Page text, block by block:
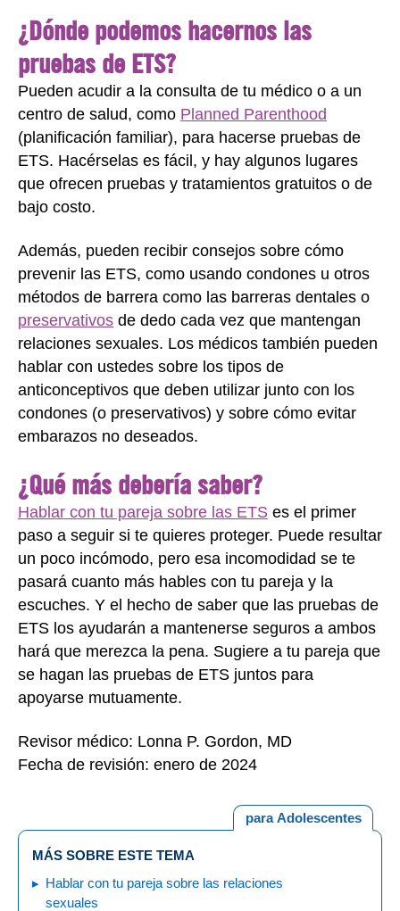
¿Dónde podemos hacernos las
pruebas de ETS?
Pueden acudir a la consulta de tu médico o a un
centro de salud, como Planned Parenthood
(planificación familiar), para hacerse pruebas de
ETS. Hacérselas es fácil, y hay algunos lugares
que ofrecen pruebas y tratamientos gratuitos o de
bajo costo.
Además, pueden recibir consejos sobre cómo
prevenir las ETS, como usando condones u otros
métodos de barrera como las barreras dentales o
preservativos de dedo cada vez que mantengan
relaciones sexuales. Los médicos también pueden
hablar con ustedes sobre los tipos de
anticonceptivos que deben utilizar junto con los
condones (o preservativos) y sobre cómo evitar
embarazos no deseados.
¿Qué más debería saber?
Hablar con tu pareja sobre las ETS es el primer
paso a seguir si te quieres proteger. Puede resultar
un poco incómodo, pero esa incomodidad se te
pasará cuanto más hables con tu pareja y la
escuches. Y el hecho de saber que las pruebas de
ETS los ayudarán a mantenerse seguros a ambos
hará que merezca la pena. Sugiere a tu pareja que
se hagan las pruebas de ETS juntos para
apoyarse mutuamente.
Revisor médico: Lonna P. Gordon, MD
Fecha de revisión: enero de 2024
para Adolescentes
MÁS SOBRE ESTE TEMA
Hablar con tu pareja sobre las relaciones
sexuales